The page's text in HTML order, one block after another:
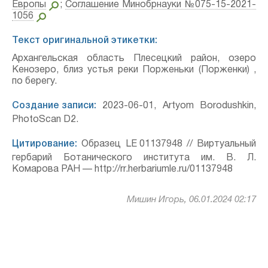
Европы ;Соглашение Минобрнауки №075-15-2021-
1056
Текст оригинальной этикетки:
Архангельская область Плесецкий район, озеро
Кенозеро, близ устья реки Порженьки (Порженки) ,
по берегу.
Создание записи: 2023-06-01, Artyom Borodushkin,
PhotoScan D2.
Цитирование: Образец LE 01137948 // Виртуальный
гербарий Ботанического института им. В. Л.
Комарова РАН — http://rr.herbariumle.ru/01137948
Мишин Игорь, 06.01.2024 02:17